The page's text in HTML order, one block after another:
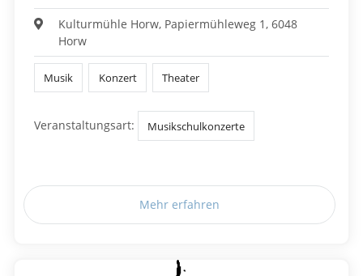
Kulturmühle Horw, Papiermühleweg 1, 6048
Horw
Musik Konzert Theater
Veranstaltungsart: Musikschulkonzerte
Mehr erfahren